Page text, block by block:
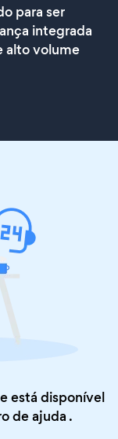
para ser
integrada
alto volume
está disponível
de ajuda .